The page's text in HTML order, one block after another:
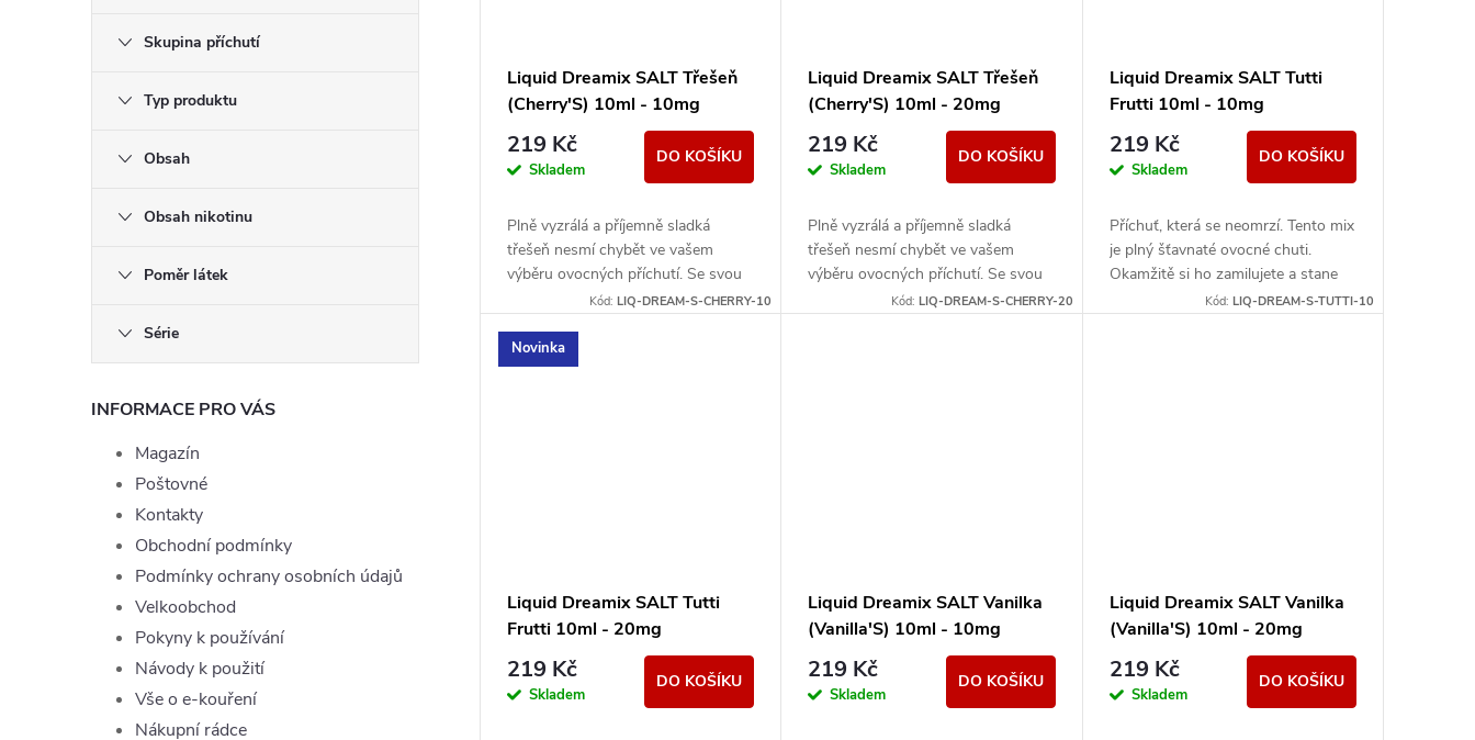
Skupina příchutí
Typ produktu
Obsah
Obsah nikotinu
Poměr látek
Série
INFORMACE PRO VÁS
Magazín
Poštovné
Kontakty
Obchodní podmínky
Podmínky ochrany osobních údajů
Velkoobchod
Pokyny k používání
Návody k použití
Vše o e-kouření
Nákupní rádce
Liquid Dreamix SALT Třešeň
(Cherry'S) 10ml - 10mg
219 Kč
Skladem
DO KOŠÍKU
Plně vyzrálá a příjemně sladká
třešeň nesmí chybět ve vašem
výběru ovocných příchutí. Se svou
věrnou chutí se snadno stane vaší
Kód:LIQ-DREAM-S-CHERRY-10
Liquid Dreamix SALT Třešeň
(Cherry'S) 10ml - 20mg
219 Kč
Skladem
DO KOŠÍKU
Plně vyzrálá a příjemně sladká
třešeň nesmí chybět ve vašem
výběru ovocných příchutí. Se svou
věrnou chutí se snadno stane vaší
Kód: LIQ-DREAM-S-CHERRY-20
Liquid Dreamix SALT Tutti
Frutti 10ml - 10mg
219 Kč
Skladem
DO KOŠÍKU
Příchuť, která se neomrzí. Tento mix
je plný šťavnaté ovocné chuti.
Okamžitě si ho zamilujete a stane
se vaším nejoblíbenějším.
Kód: LIQ-DREAM-S-TUTTI-10
Novinka
Liquid Dreamix SALT Tutti
Frutti 10ml - 20mg
219 Kč
Skladem
DO KOŠÍKU
Liquid Dreamix SALT Vanilka
(Vanilla'S) 10ml - 10mg
219 Kč
Skladem
DO KOŠÍKU
Liquid Dreamix SALT Vanilka
(Vanilla'S) 10ml - 20mg
219 Kč
Skladem
DO KOŠÍKU